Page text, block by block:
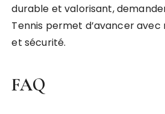
durable et valorisant,
Tennis permet d’avancer
et sécurité.
FAQ